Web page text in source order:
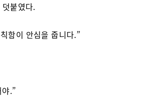
붙였다.
함이 안심을 줍니다.”
.”